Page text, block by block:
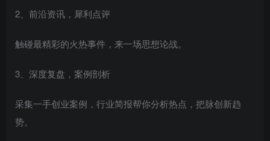
2、前沿资讯，犀利点评
触碰最精彩的火热事件，来一场思想论战。
3、深度复盘，案例剖析
采集一手创业案例，行业简报帮你分析热点，把脉创新趋
势。